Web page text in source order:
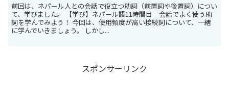
前回は、ネパール人との会話で役立つ助詞（前置詞や後置詞）につい
て、学びました。 【学び】ネパール語11時間目 会話でよく使う助
詞を学んでみよう！ 今回は、使用頻度が高い接続詞について、一緒
に学んでいきましょう。 しかし...
スポンサーリンク